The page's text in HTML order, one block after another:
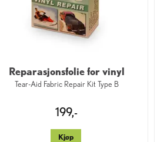
Reparasjonsfolie for vinyl
Tear-Aid Fabric Repair Kit Type B
199,-
Kjøp